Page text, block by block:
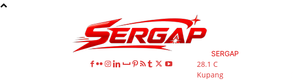
SERGAP
28.1 C
Kupang